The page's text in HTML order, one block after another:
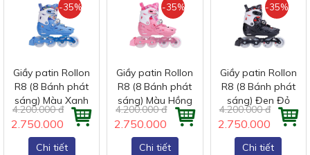
-35%
Giầy patin Rollon
R8 (8 Bánh phát
sáng) Màu Xanh
4.200.000 đ
2.750.000 đ
Chi tiết
-35%
Giầy patin Rollon
R8 (8 Bánh phát
sáng) Màu Hồng
4.200.000 đ
2.750.000 đ
Chi tiết
-35%
Giầy patin Rollon
R8 (8 Bánh phát
sáng) Đen Đỏ
4.200.000 đ
2.750.000 đ
Chi tiết